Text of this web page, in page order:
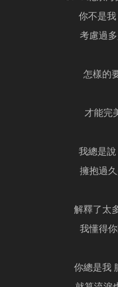
你不是
考慮過
怎樣的
才能完
我總是
擁抱過
解釋了太
我懂得
你總是我